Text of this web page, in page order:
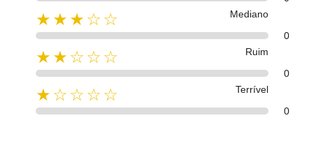
★★★☆☆
Mediano
0
★★☆☆☆
Ruim
0
★☆☆☆☆
Terrível
0